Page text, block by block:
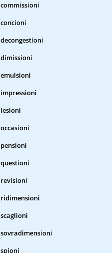
commissioni
concioni
decongestioni
dimissioni
emulsioni
impressioni
lesioni
occasioni
pensioni
questioni
revisioni
ridimensioni
scaglioni
sovradimensioni
spioni